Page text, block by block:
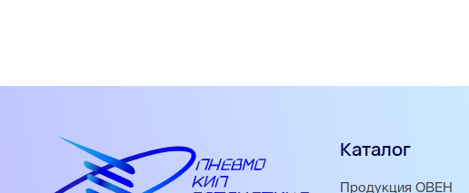
Каталог
Продукция ОВЕН